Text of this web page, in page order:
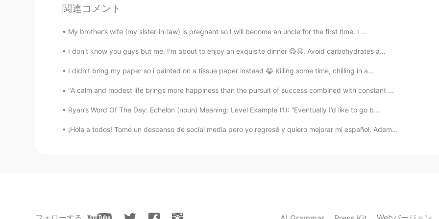
Aracely
Wouu! It’s amazing !!!! I want to be there 😭
ES EN
@Paul Lo tendré en cuenta cuando visite por primera vez los Estados Unidos 📝😃
関連コメント
My brother’s wife (my sister-in-law) is pregnant so I will become an uncle for the first time. I ...
I don't know you guys but me, I'm about to enjoy an exquisite dinner 😋🤤. Avoid carbohydrates a...
I didn’t bring my paper so i painted on a tissue paper instead 😂 Killing some time, chilling in a...
"A calm and modest life brings more happiness than the pursuit of success combined with constant ...
Ryan’s Word Of The Day: Echelon (noun) Meaning: Level Example (1): “Eventually I’d like to go b...
¡Hola a todos! Tomé un descanso de social media pero yo regresé y quiero mejorar mi español. Adem...